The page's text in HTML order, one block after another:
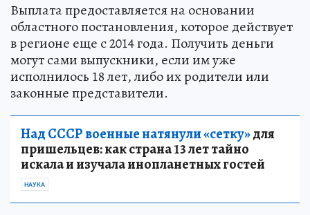
Выплата предоставляется на основании
областного постановления, которое действует
в регионе еще с 2014 года. Получить деньги
могут сами выпускники, если им уже
исполнилось 18 лет, либо их родители или
законные представители.
Над СССР военные натянули «сетку»для
пришельцев: как страна 13 лет тайно
искала и изучала инопланетных гостей
НАУКА